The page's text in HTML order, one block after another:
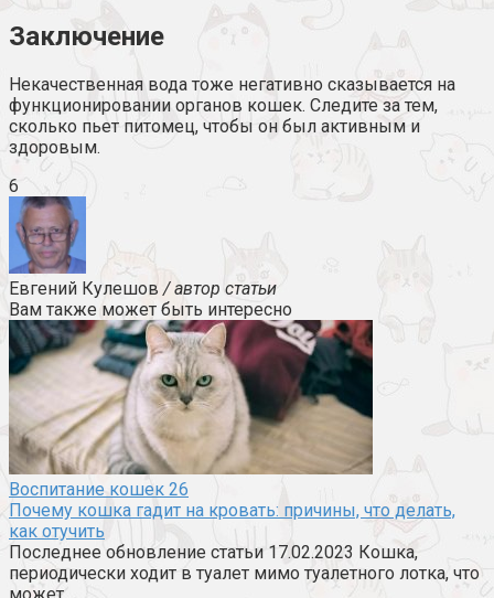
Заключение
Некачественная вода тоже негативно сказывается на
функционировании органов кошек. Следите за тем,
сколько пьет питомец, чтобы он был активным и
здоровым.
6
Евгений Кулешов / автор статьи
Вам также может быть интересно
Воспитание кошек 26
Почему кошка гадит на кровать: причины, что делать,
как отучить
Последнее обновление статьи 17.02.2023 Кошка,
периодически ходит в туалет мимо туалетного лотка, что